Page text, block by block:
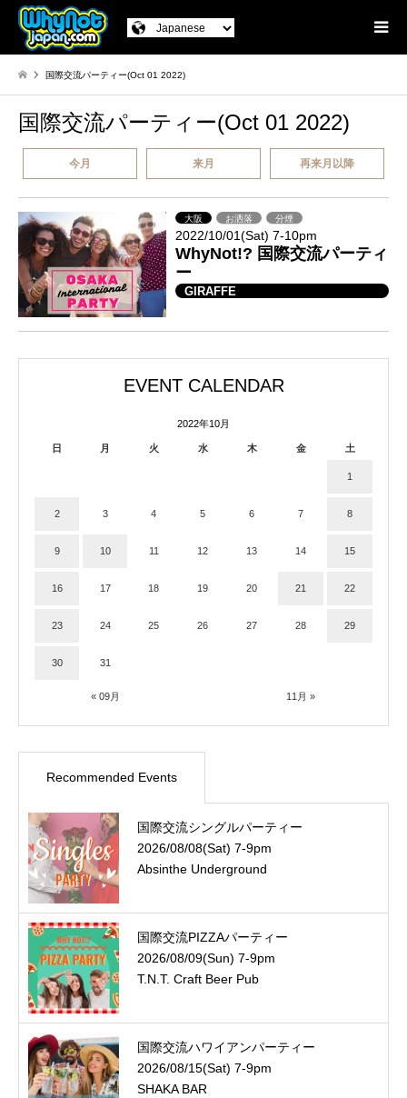
国際交流パーティー(Oct 01 2022)
国際交流パーティー(Oct 01 2022)
今月 来月 再来月以降
大阪 お洒落 分煙
2022/10/01(Sat) 7-10pm
WhyNot!? 国際交流パーティ
ー
GIRAFFE
EVENT CALENDAR
2022年10月
日 月 火 水 木 金 土
« 09月 11月 »
1
2 3 4 5 6 7 8
9 10 11 12 13 14 15
16 17 18 19 20 21 22
23 24 25 26 27 28 29
30 31
Recommended Events
国際交流シングルパーティー
2026/08/08(Sat) 7-9pm
Absinthe Underground
国際交流PIZZAパーティー
2026/08/09(Sun) 7-9pm
T.N.T. Craft Beer Pub
国際交流ハワイアンパーティー
2026/08/15(Sat) 7-9pm
SHAKA BAR